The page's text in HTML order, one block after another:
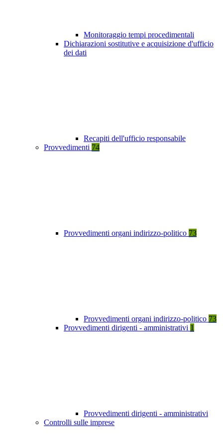
Monitoraggio tempi procedimentali
Dichiarazioni sostitutive e acquisizione d'ufficio
dei dati
Recapiti dell'ufficio responsabile
Provvedimenti 74
Provvedimenti organi indirizzo-politico 73
Provvedimenti organi indirizzo-politico 73
Provvedimenti dirigenti - amministrativi 1
Provvedimenti dirigenti - amministrativi
Controlli sulle imprese